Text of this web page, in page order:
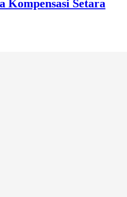
Kompensasi Setara